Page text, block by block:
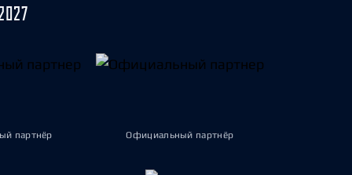
партнёр Официальный партнёр